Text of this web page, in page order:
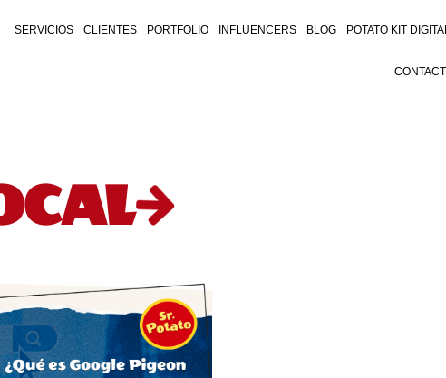
SERVICIOS CLIENTES PORTFOLIO INFLUENCERS BLOG POTATO KIT